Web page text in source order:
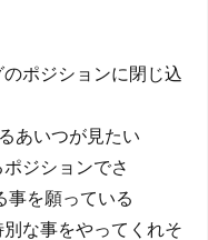
ポジションに閉じ込
あいつが見たい
ジションでさ
事を願っている
な事をやってくれそ